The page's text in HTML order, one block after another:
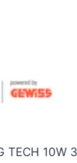
TECH 10W